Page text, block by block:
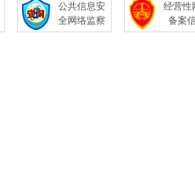
公共信息安
全网络监察
经营性
备案